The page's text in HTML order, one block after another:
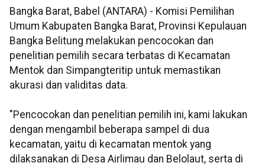
Bangka Barat, Babel (ANTARA) - Komisi Pemilihan
Umum Kabupaten Bangka Barat, Provinsi Kepulauan
Bangka Belitung melakukan pencocokan dan
penelitian pemilih secara terbatas di Kecamatan
Mentok dan Simpangteritip untuk memastikan
akurasi dan validitas data.
"Pencocokan dan penelitian pemilih ini, kami lakukan
dengan mengambil beberapa sampel di dua
kecamatan, yaitu di kecamatan mentok yang
dilaksanakan di Desa Airlimau dan Belolaut, serta di